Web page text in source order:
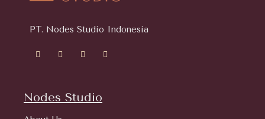
PT. Nodes Studio Indonesia
Nodes Studio